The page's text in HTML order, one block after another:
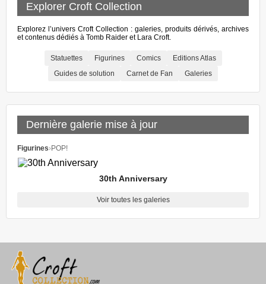
Explorer Croft Collection
Explorez l’univers Croft Collection : galeries, produits dérivés, archives
et contenus dédiés à Tomb Raider et Lara Croft.
Statuettes Figurines Comics
Editions Atlas
Guides de solution
Carnet de Fan Galeries
Dernière galerie mise à jour
Figurines›POP!
30th Anniversary
Voir toutes les galeries